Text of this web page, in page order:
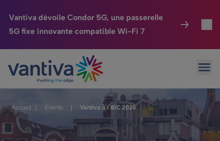
Vantiva dévoile Condor 5G, une passerelle
5G fixe innovante compatible Wi-Fi 7
Passer au contenu principal
Maison Connectée
HomeSight
Entreprise
Accueil Events Vantiva à l´IBC 2026